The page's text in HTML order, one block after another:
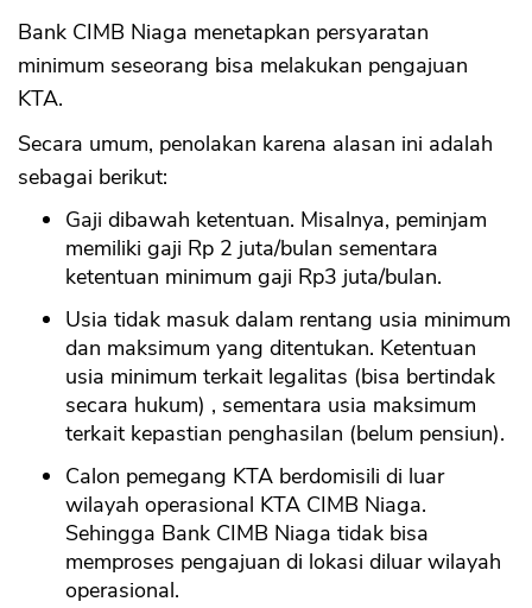
Bank CIMB Niaga menetapkan persyaratan
minimum seseorang bisa melakukan pengajuan
KTA.
Secara umum, penolakan karena alasan ini adalah
sebagai berikut:
Gaji dibawah ketentuan. Misalnya, peminjam
memiliki gaji Rp 2 juta/bulan sementara
ketentuan minimum gaji Rp3 juta/bulan.
Usia tidak masuk dalam rentang usia minimum
dan maksimum yang ditentukan. Ketentuan
usia minimum terkait legalitas (bisa bertindak
secara hukum) , sementara usia maksimum
terkait kepastian penghasilan (belum pensiun).
Calon pemegang KTA berdomisili di luar
wilayah operasional KTA CIMB Niaga.
Sehingga Bank CIMB Niaga tidak bisa
memproses pengajuan di lokasi diluar wilayah
operasional.